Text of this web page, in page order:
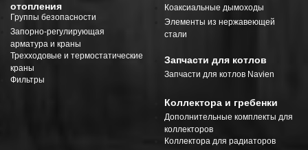
отопления
Группы безопасности
Запорно-регулирующая
арматура и краны
Трехходовые и термостатические
краны
Фильтры
Коаксиальные дымоходы
Элементы из нержавеющей
стали
Запчасти для котлов
Запчасти для котлов Navien
Коллектора и гребенки
Дополнительные комплекты для
коллекторов
Коллектора для радиаторов